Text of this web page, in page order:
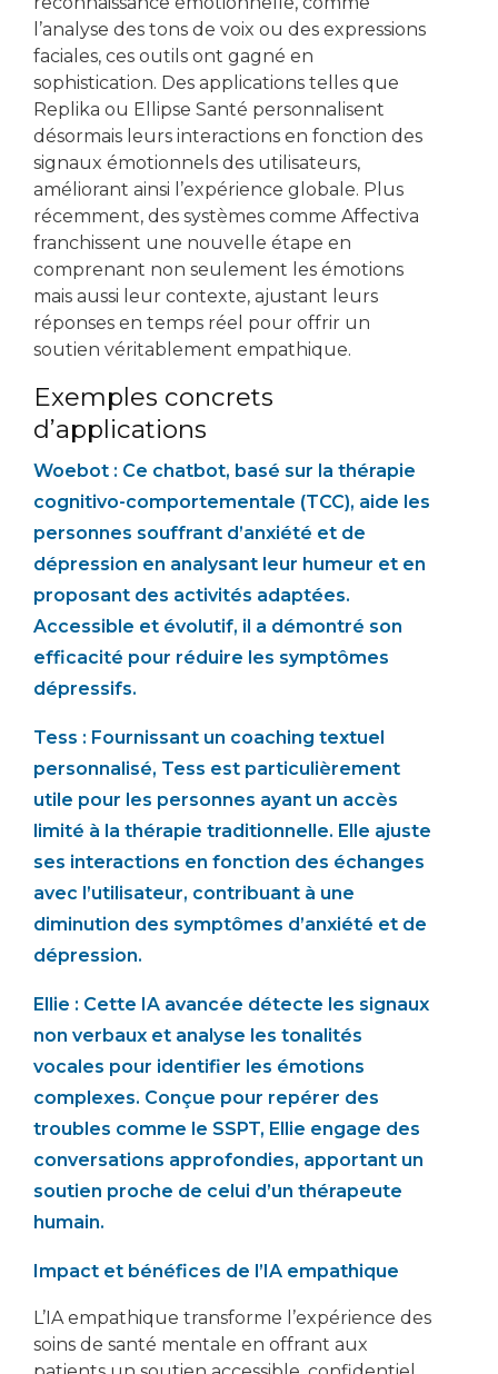
l’analyse des tons de voix ou des expressions
faciales, ces outils ont gagné en
sophistication. Des applications telles que
Replika ou Ellipse Santé personnalisent
désormais leurs interactions en fonction des
signaux émotionnels des utilisateurs,
améliorant ainsi l’expérience globale. Plus
récemment, des systèmes comme Affectiva
franchissent une nouvelle étape en
comprenant non seulement les émotions
mais aussi leur contexte, ajustant leurs
réponses en temps réel pour offrir un
soutien véritablement empathique.
Exemples concrets
d’applications
Woebot : Ce chatbot, basé sur la thérapie
cognitivo-comportementale (TCC), aide les
personnes souffrant d’anxiété et de
dépression en analysant leur humeur et en
proposant des activités adaptées.
Accessible et évolutif, il a démontré son
efficacité pour réduire les symptômes
dépressifs.
Tess : Fournissant un coaching textuel
personnalisé, Tess est particulièrement
utile pour les personnes ayant un accès
limité à la thérapie traditionnelle. Elle ajuste
ses interactions en fonction des échanges
avec l’utilisateur, contribuant à une
diminution des symptômes d’anxiété et de
dépression.
Ellie : Cette IA avancée détecte les signaux
non verbaux et analyse les tonalités
vocales pour identifier les émotions
complexes. Conçue pour repérer des
troubles comme le SSPT, Ellie engage des
conversations approfondies, apportant un
soutien proche de celui d’un thérapeute
humain.
Impact et bénéfices de l’IA empathique
L’IA empathique transforme l’expérience des
soins de santé mentale en offrant aux